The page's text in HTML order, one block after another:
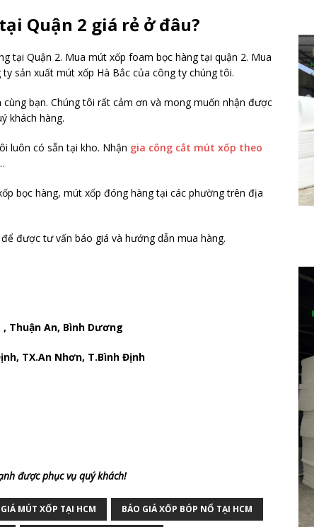
Quận 2 giá rẻ ở đâu?
tại Quận 2. Mua mút xốp foam bọc hàng tại quận 2. Mua
sản xuất mút xốp Hà Bắc của công ty chúng tôi.
bạn. Chúng tôi rất cảm ơn và mong muốn nhận được
khách hàng.
luôn có sẵn tại kho. Nhận gia công cắt mút xốp theo
bọc hàng, mút xốp đóng hàng tại các phường trên địa
được tư vấn báo giá và hướng dẫn mua hàng.
, Thuận An, Bình Dương
TX.An Nhơn, T.Bình Định
được phục vụ quý khách!
MÚT XỐP TẠI HCM BÁO GIÁ XỐP BÓP NỔ TẠI HCM